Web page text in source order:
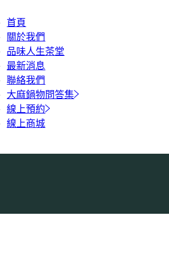
首頁
關於我們
品味人生茶堂
最新消息
聯絡我們
大麻鍋物問答集
線上預約
線上商城